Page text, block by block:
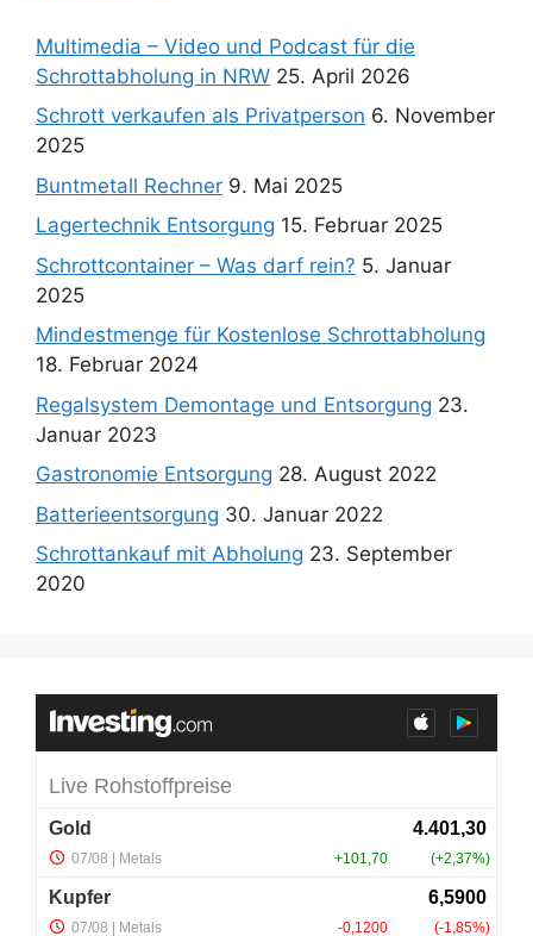
Multimedia – Video und Podcast für die
Schrottabholung in NRW 25. April 2026
Schrott verkaufen als Privatperson 6. November
2025
Buntmetall Rechner 9. Mai 2025
Lagertechnik Entsorgung 15. Februar 2025
Schrottcontainer – Was darf rein? 5. Januar
2025
Mindestmenge für Kostenlose Schrottabholung
18. Februar 2024
Regalsystem Demontage und Entsorgung 23.
Januar 2023
Gastronomie Entsorgung 28. August 2022
Batterieentsorgung 30. Januar 2022
Schrottankauf mit Abholung 23. September
2020